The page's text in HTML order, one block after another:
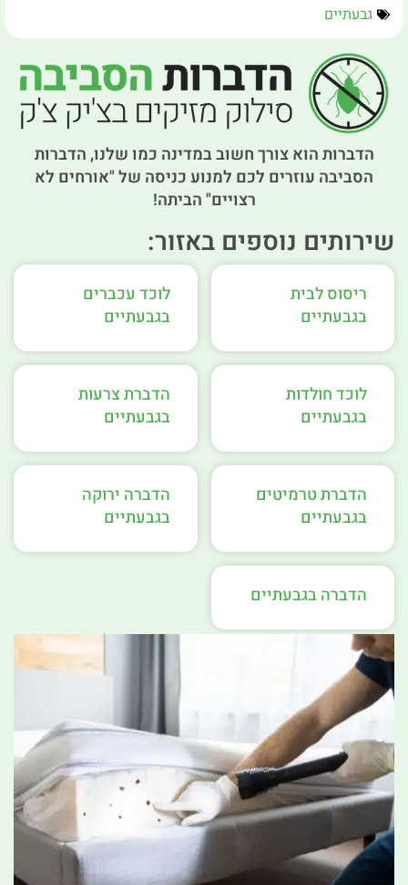
גבעתיים
הדברות הוא צורך חשוב במדינה כמו שלנו, הדברות
הסביבה עוזרים לכם למנוע כניסה של "אורחים לא
רצויים" הביתה!
שירותים נוספים באזור:
ריסוס לבית
בגבעתיים
לוכד עכברים
בגבעתיים
לוכד חולדות
בגבעתיים
הדברת צרעות
בגבעתיים
הדברת טרמיטים
בגבעתיים
הדברה ירוקה
בגבעתיים
הדברה בגבעתיים